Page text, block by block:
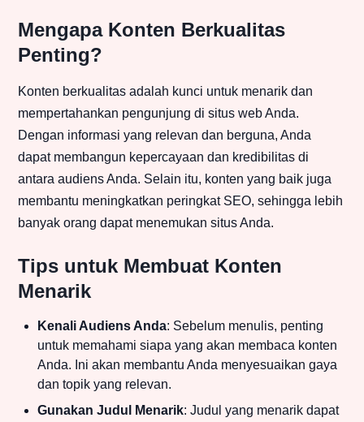
Mengapa Konten Berkualitas
Penting?
Konten berkualitas adalah kunci untuk menarik dan
mempertahankan pengunjung di situs web Anda.
Dengan informasi yang relevan dan berguna, Anda
dapat membangun kepercayaan dan kredibilitas di
antara audiens Anda. Selain itu, konten yang baik juga
membantu meningkatkan peringkat SEO, sehingga lebih
banyak orang dapat menemukan situs Anda.
Tips untuk Membuat Konten
Menarik
Kenali Audiens Anda: Sebelum menulis, penting
untuk memahami siapa yang akan membaca konten
Anda. Ini akan membantu Anda menyesuaikan gaya
dan topik yang relevan.
Gunakan Judul Menarik: Judul yang menarik dapat